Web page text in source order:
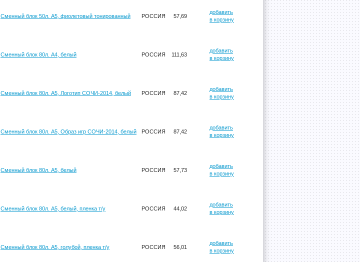
Сменный блок 50л. А5, фиолетовый тонированный РОССИЯ 57,69
добавить
в корзину
Сменный блок 80л. А4, белый РОССИЯ 111,63
добавить
в корзину
Сменный блок 80л. А5, Логотип СОЧИ-2014, белый РОССИЯ 87,42
добавить
в корзину
Сменный блок 80л. А5, Образ игр СОЧИ-2014, белый РОССИЯ 87,42
добавить
в корзину
Сменный блок 80л. А5, белый РОССИЯ 57,73
добавить
в корзину
Сменный блок 80л. А5, белый, пленка т/у РОССИЯ 44,02
добавить
в корзину
Сменный блок 80л. А5, голубой, пленка т/у РОССИЯ 56,01
добавить
в корзину